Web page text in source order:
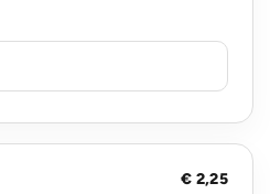
€ 2,25